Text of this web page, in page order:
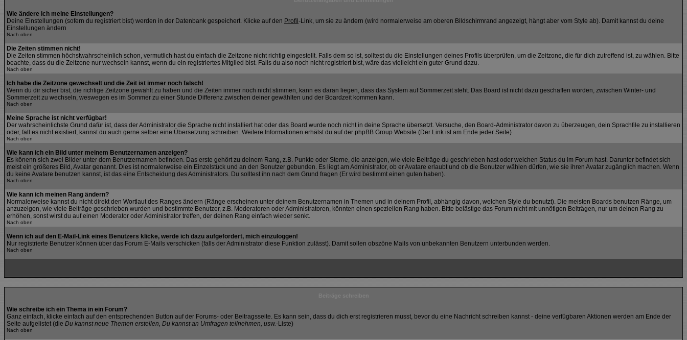
Wie ändere ich meine Einstellungen?
Deine Einstellungen (sofern du registriert bist) werden in der Datenbank gespeichert. Klicke auf den Profil -Link, um sie zu ändern (wird normalerweise am oberen Bildschirmrand angezeigt, hängt aber vom Style ab). Damit kannst du deine
Einstellungen ändern
Nach oben
Die Zeiten stimmen nicht!
Die Zeiten stimmen höchstwahrscheinlich schon, vermutlich hast du einfach die Zeitzone nicht richtig eingestellt. Falls dem so ist, solltest du die Einstellungen deines Profils überprüfen, um die Zeitzone, die für dich zutreffend ist, zu wählen. Bitte
beachte, dass du die Zeitzone nur wechseln kannst, wenn du ein registriertes Mitglied bist. Falls du also noch nicht registriert bist, wäre das vielleicht ein guter Grund dazu.
Nach oben
Ich habe die Zeitzone gewechselt und die Zeit ist immer noch falsch!
Wenn du dir sicher bist, die richtige Zeitzone gewählt zu haben und die Zeiten immer noch nicht stimmen, kann es daran liegen, dass das System auf Sommerzeit steht. Das Board ist nicht dazu geschaffen worden, zwischen Winter- und
Sommerzeit zu wechseln, weswegen es im Sommer zu einer Stunde Differenz zwischen deiner gewählten und der Boardzeit kommen kann.
Nach oben
Meine Sprache ist nicht verfügbar!
Der wahrscheinlichste Grund dafür ist, dass der Administrator die Sprache nicht installiert hat oder das Board wurde noch nicht in deine Sprache übersetzt. Versuche, den Board-Administrator davon zu überzeugen, dein Sprachfile zu installieren
oder, fall es nicht existiert, kannst du auch gerne selber eine Übersetzung schreiben. Weitere Informationen erhälst du auf der phpBB Group Website (Der Link ist am Ende jeder Seite)
Nach oben
Wie kann ich ein Bild unter meinem Benutzernamen anzeigen?
Es könenn sich zwei Bilder unter dem Benutzernamen befinden. Das erste gehört zu deinem Rang, z.B. Punkte oder Sterne, die anzeigen, wie viele Beiträge du geschrieben hast oder welchen Status du im Forum hast. Darunter befindet sich
meist ein größeres Bild, Avatar genannt. Dies ist normalerweise ein Einzelstück und an den Benutzer gebunden. Es liegt am Administrator, ob er Avatare erlaubt und ob die Benutzer wählen dürfen, wie sie ihren Avatar zugänglich machen. Wenn
du keine Avatare benutzen kannst, ist das eine Entscheidung des Administrators. Du solltest ihn nach dem Grund fragen (Er wird bestimmt einen guten haben).
Nach oben
Wie kann ich meinen Rang ändern?
Normalerweise kannst du nicht direkt den Wortlaut des Ranges ändern (Ränge erscheinen unter deinem Benutzernamen in Themen und in deinem Profil, abhängig davon, welchen Style du benutzt). Die meisten Boards benutzen Ränge, um
anzuzeigen, wie viele Beiträge geschrieben wurden und bestimmte Benutzer, z.B. Moderatoren oder Administratoren, könnten einen speziellen Rang haben. Bitte belästige das Forum nicht mit unnötigen Beiträgen, nur um deinen Rang zu
erhöhen, sonst wirst du auf einen Moderator oder Administrator treffen, der deinen Rang einfach wieder senkt.
Nach oben
Wenn ich auf den E-Mail-Link eines Benutzers klicke, werde ich dazu aufgefordert, mich einzuloggen!
Nur registrierte Benutzer können über das Forum E-Mails verschicken (falls der Administrator diese Funktion zulässt). Damit sollen obszöne Mails von unbekannten Benutzern unterbunden werden.
Nach oben
Wie schreibe ich ein Thema in ein Forum?
Ganz einfach, klicke einfach auf den entsprechenden Button auf der Forums- oder Beitragsseite. Es kann sein, dass du dich erst registrieren musst, bevor du eine Nachricht schreiben kannst - deine verfügbaren Aktionen werden am Ende der
Seite aufgelistet (die Du kannst neue Themen erstellen, Du kannst an Umfragen teilnehmen, usw.-Liste)
Nach oben